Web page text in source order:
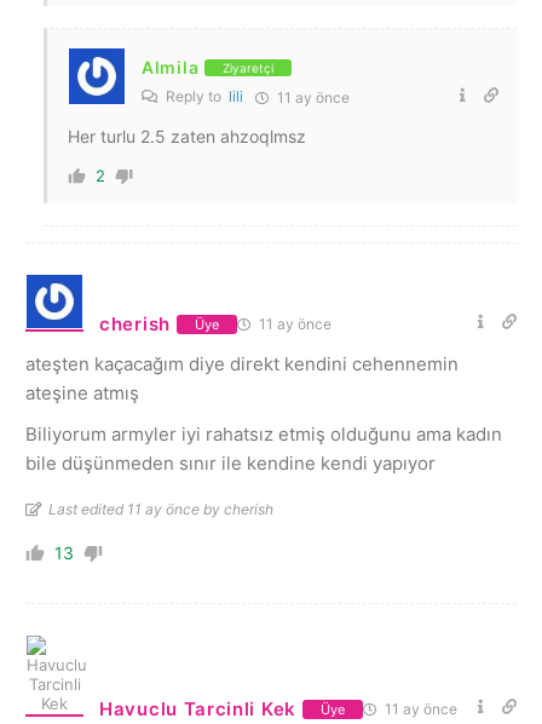
Almila Ziyaretçi
Reply to lili 11 ay önce
Her turlu 2.5 zaten ahzoqlmsz
2
cherish Üye 11 ay önce
ateşten kaçacağım diye direkt kendini cehennemin
ateşine atmış
Biliyorum armyler iyi rahatsız etmiş olduğunu ama kadın
bile düşünmeden sınır ile kendine kendi yapıyor
Last edited 11 ay önce by cherish
13
Havuclu Tarcinli Kek Üye 11 ay önce